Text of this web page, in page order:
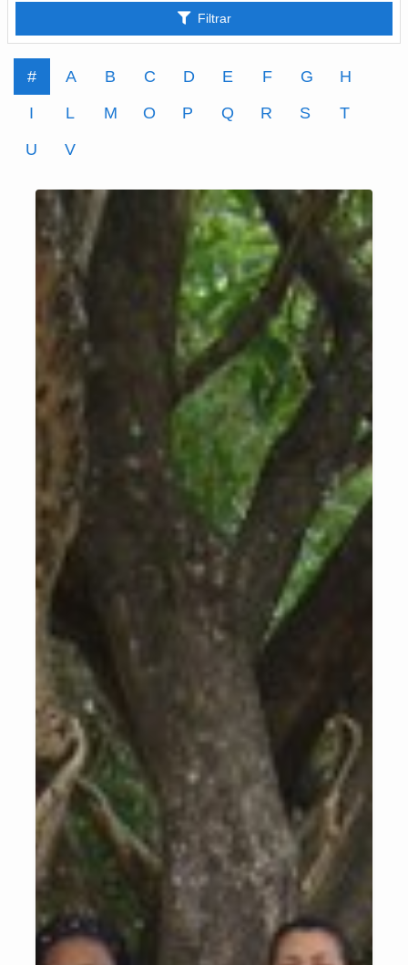
Filtrar
# A B C D E F G
H
I
L M O P Q R S
T
U
V